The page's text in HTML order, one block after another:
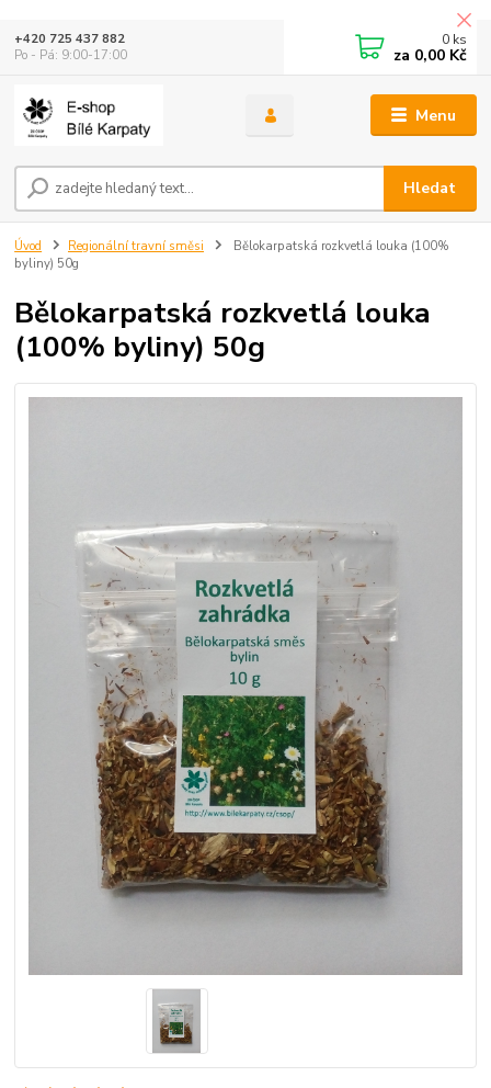
Menu
Hledat
+420 725 437 882
Po - Pá: 9:00-17:00
0 ks
za 0,00 Kč
Úvod Regionální travní směsi
Bělokarpatská rozkvetlá louka (100%
byliny) 50g
Bělokarpatská rozkvetlá louka
(100% byliny) 50g